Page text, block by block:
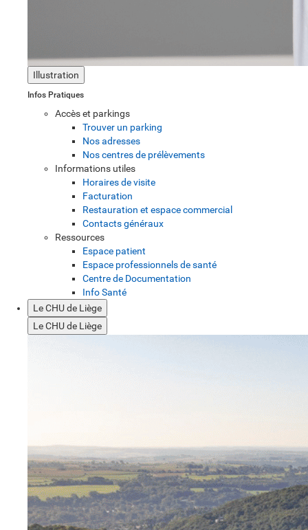
Illustration
Infos Pratiques
Accès et parkings
Trouver un parking
Nos adresses
Nos centres de prélèvements
Informations utiles
Horaires de visite
Facturation
Restauration et espace commercial
Contacts généraux
Ressources
Espace patient
Espace professionnels de santé
Centre de Documentation
Info Santé
Le CHU de Liège
Le CHU de Liège